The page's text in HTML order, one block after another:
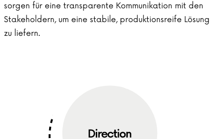
sorgen für eine transparente Kommunikation mit den
Stakeholdern, um eine stabile, produktionsreife Lösung
zu liefern.